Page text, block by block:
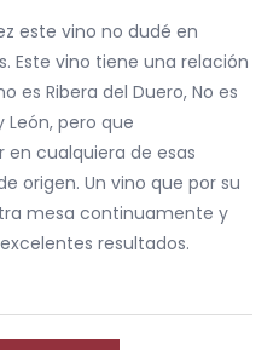
este vino no dudé en
Este vino tiene una relación
es Ribera del Duero, No es
León, pero que
cualquiera de esas
origen. Un vino que por su
mesa continuamente y
resultados.